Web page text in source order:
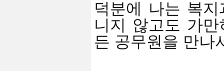
덕분에 나는 복
니지 않고도 가
든 공무원을 만나